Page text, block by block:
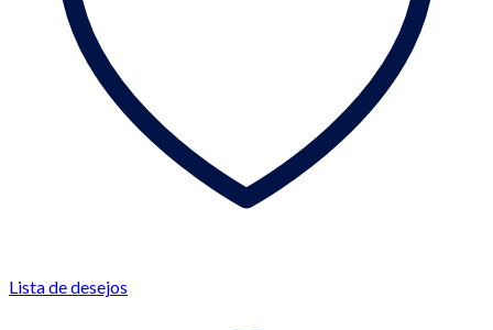
Lista de desejos